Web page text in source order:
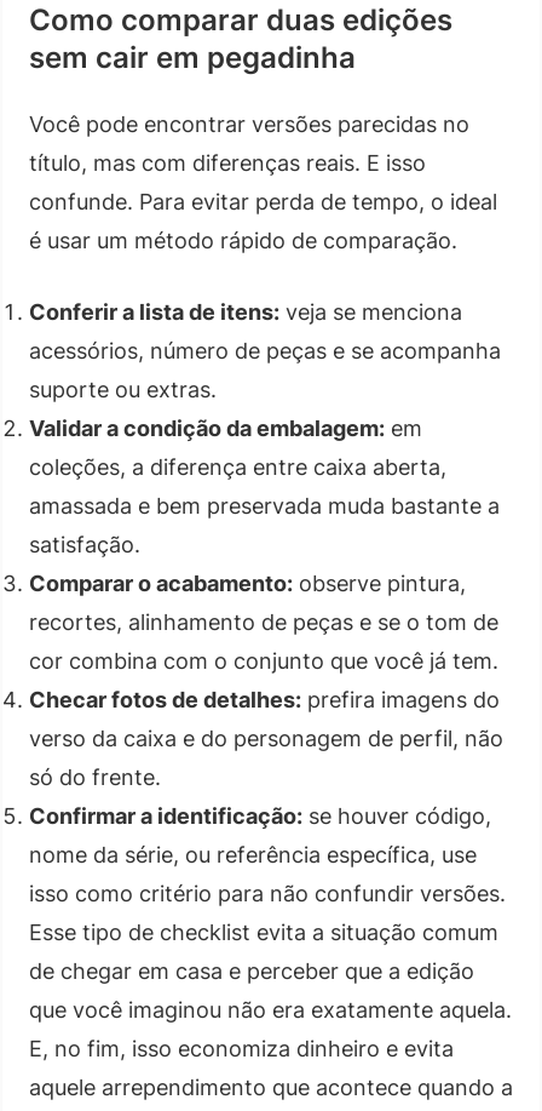
Como comparar duas edições
sem cair em pegadinha
Você pode encontrar versões parecidas no
título, mas com diferenças reais. E isso
confunde. Para evitar perda de tempo, o ideal
é usar um método rápido de comparação.
Conferir a lista de itens: veja se menciona
acessórios, número de peças e se acompanha
suporte ou extras.
Validar a condição da embalagem: em
coleções, a diferença entre caixa aberta,
amassada e bem preservada muda bastante a
satisfação.
Comparar o acabamento: observe pintura,
recortes, alinhamento de peças e se o tom de
cor combina com o conjunto que você já tem.
Checar fotos de detalhes: prefira imagens do
verso da caixa e do personagem de perfil, não
só do frente.
Confirmar a identificação: se houver código,
nome da série, ou referência específica, use
isso como critério para não confundir versões.
Esse tipo de checklist evita a situação comum
de chegar em casa e perceber que a edição
que você imaginou não era exatamente aquela.
E, no fim, isso economiza dinheiro e evita
aquele arrependimento que acontece quando a